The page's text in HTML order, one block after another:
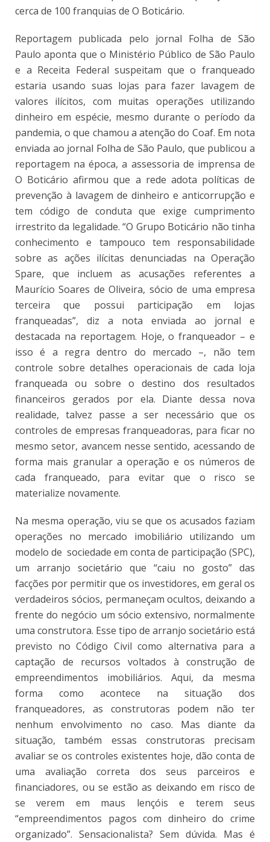
cerca de 100 franquias de O Boticário.
Reportagem publicada pelo jornal Folha de São
Paulo aponta que o Ministério Público de São Paulo
e a Receita Federal suspeitam que o franqueado
estaria usando suas lojas para fazer lavagem de
valores ilícitos, com muitas operações utilizando
dinheiro em espécie, mesmo durante o período da
pandemia, o que chamou a atenção do Coaf. Em nota
enviada ao jornal Folha de São Paulo, que publicou a
reportagem na época, a assessoria de imprensa de
O Boticário afirmou que a rede adota políticas de
prevenção à lavagem de dinheiro e anticorrupção e
tem código de conduta que exige cumprimento
irrestrito da legalidade. “O Grupo Boticário não tinha
conhecimento e tampouco tem responsabilidade
sobre as ações ilícitas denunciadas na Operação
Spare, que incluem as acusações referentes a
Maurício Soares de Oliveira, sócio de uma empresa
terceira que possui participação em lojas
franqueadas”, diz a nota enviada ao jornal e
destacada na reportagem. Hoje, o franqueador – e
isso é a regra dentro do mercado –, não tem
controle sobre detalhes operacionais de cada loja
franqueada ou sobre o destino dos resultados
financeiros gerados por ela. Diante dessa nova
realidade, talvez passe a ser necessário que os
controles de empresas franqueadoras, para ficar no
mesmo setor, avancem nesse sentido, acessando de
forma mais granular a operação e os números de
cada franqueado, para evitar que o risco se
materialize novamente.
Na mesma operação, viu se que os acusados faziam
operações no mercado imobiliário utilizando um
modelo de sociedade em conta de participação (SPC),
um arranjo societário que “caiu no gosto” das
facções por permitir que os investidores, em geral os
verdadeiros sócios, permaneçam ocultos, deixando a
frente do negócio um sócio extensivo, normalmente
uma construtora. Esse tipo de arranjo societário está
previsto no Código Civil como alternativa para a
captação de recursos voltados à construção de
empreendimentos imobiliários. Aqui, da mesma
forma como acontece na situação dos
franqueadores, as construtoras podem não ter
nenhum envolvimento no caso. Mas diante da
situação, também essas construtoras precisam
avaliar se os controles existentes hoje, dão conta de
uma avaliação correta dos seus parceiros e
financiadores, ou se estão as deixando em risco de
se verem em maus lençóis e terem seus
“empreendimentos pagos com dinheiro do crime
organizado”. Sensacionalista? Sem dúvida. Mas é